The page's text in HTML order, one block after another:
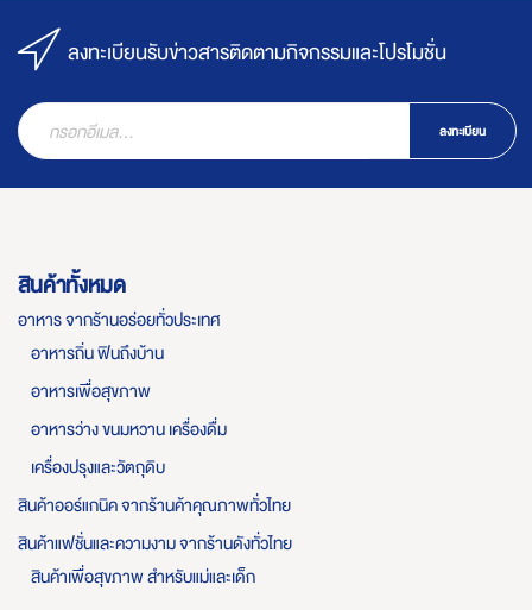
ลงทะเบียนรับข่าวสารติดตามกิจกรรมและโปรโมชั่น
ลงทะเบียน
สินค้าทั้งหมด
อาหาร จากร้านอร่อยทั่วประเทศ
อาหารถิ่น ฟินถึงบ้าน
อาหารเพื่อสุขภาพ
อาหารว่าง ขนมหวาน เครื่องดื่ม
เครื่องปรุงและวัตถุดิบ
สินค้าออร์แกนิค จากร้านค้าคุณภาพทั่วไทย
สินค้าแฟชั่นและความงาม จากร้านดังทั่วไทย
สินค้าเพื่อสุขภาพ สำหรับแม่และเด็ก